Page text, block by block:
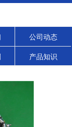
公司动态
产品知识